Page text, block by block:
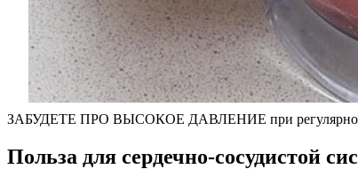
ЗАБУДЕТЕ ПРО ВЫСОКОЕ ДАВЛЕНИЕ при регулярном
Польза для сердечно-сосудистой